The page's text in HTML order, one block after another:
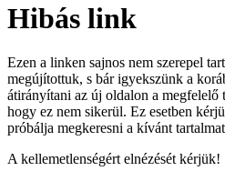
Hibás link
Ezen a linken sajnos nem szerepel
megújítottuk, s bár igyekszünk a
átirányítani az új oldalon a megfelelő
hogy ez nem sikerül. Ez esetben
próbálja megkeresni a kívánt
A kellemetlenségért elnézését kérjük!